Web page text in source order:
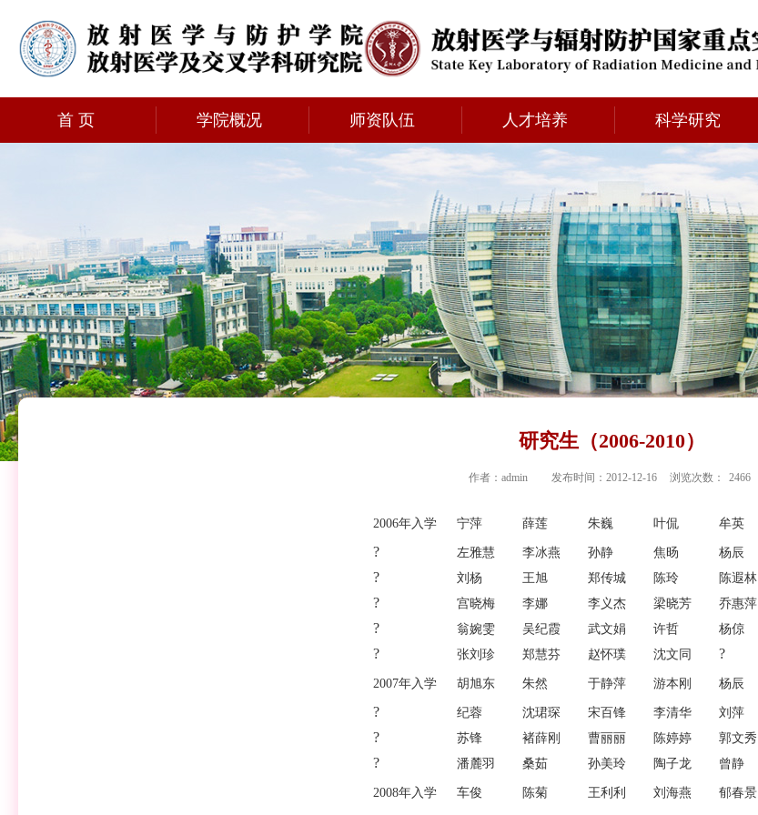
首 页 学院概况 师资队伍 人才培养 科学研究
研究生（2006-2010）
作者：admin 发布时间：2012-12-16 浏览次数： 2466
2006年入学 宁萍 薛莲 朱巍 叶侃 牟英
? 左雅慧 李冰燕 孙静 焦旸 杨辰
? 刘杨 王旭 郑传城 陈玲 陈遐林
? 宫晓梅 李娜 李义杰 梁晓芳 乔惠萍
? 翁婉雯 吴纪霞 武文娟 许哲 杨倞
? 张刘珍 郑慧芬 赵怀璞 沈文同 ?
2007年入学 胡旭东 朱然 于静萍 游本刚 杨辰
? 纪蓉 沈珺琛 宋百锋 李清华 刘萍
? 苏锋 褚薛刚 曹丽丽 陈婷婷 郭文秀
? 潘麓羽 桑茹 孙美玲 陶子龙 曾静
2008年入学 车俊 陈菊 王利利 刘海燕 郁春景